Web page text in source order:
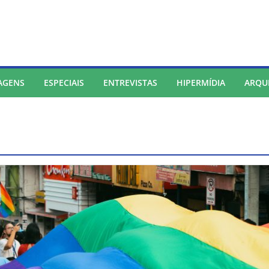
ESPECIAIS ENTREVISTAS HIPERMÍDIA